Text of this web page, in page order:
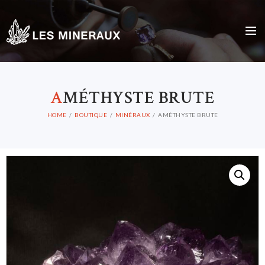
AMÉTHYSTE BRUTE
HOME BOUTIQUE MINÉRAUX AMÉTHYSTE BRUTE